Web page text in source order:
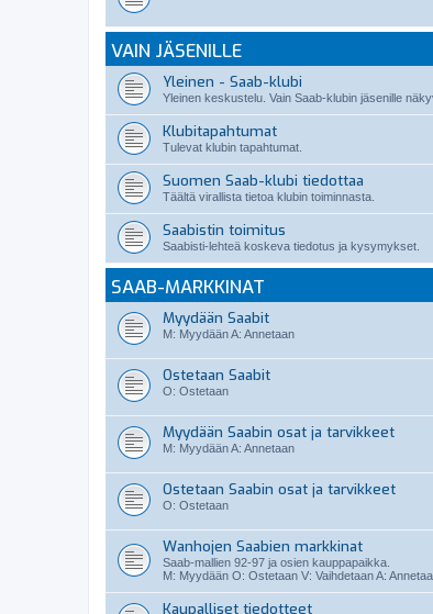
VAIN JÄSENILLE
Yleinen - Saab-klubi
Yleinen keskustelu. Vain Saab-klubin jäsenille
Klubitapahtumat
Tulevat klubin tapahtumat.
Suomen Saab-klubi tiedottaa
Täältä virallista tietoa klubin toiminnasta.
Saabistin toimitus
Saabisti-lehteä koskeva tiedotus ja kysymykset.
SAAB-MARKKINAT
Myydään Saabit
M: Myydään A: Annetaan
Ostetaan Saabit
O: Ostetaan
Myydään Saabin osat ja tarvikkeet
M: Myydään A: Annetaan
Ostetaan Saabin osat ja tarvikkeet
O: Ostetaan
Wanhojen Saabien markkinat
Saab-mallien 92-97 ja osien kauppapaikka.
M: Myydään O: Ostetaan V: Vaihdetaan A:
Kaupalliset tiedotteet